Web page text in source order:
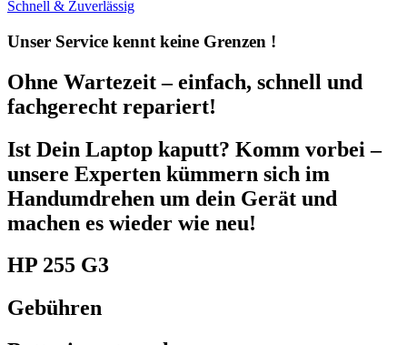
Unser Service kennt keine Grenzen !
Ohne Wartezeit – einfach, schnell und
fachgerecht repariert!
Ist Dein Laptop kaputt? Komm vorbei –
unsere Experten kümmern sich im
Handumdrehen um dein Gerät und
machen es wieder wie neu!
HP 255 G3
Gebühren